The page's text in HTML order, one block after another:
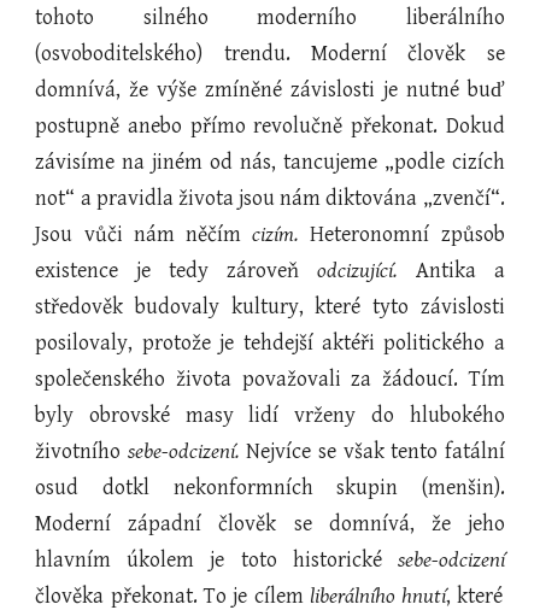
tohoto silného moderního liberálního
(osvoboditelského) trendu. Moderní člověk se
domnívá, že výše zmíněné závislosti je nutné buď
postupně anebo přímo revolučně překonat. Dokud
závisíme na jiném od nás, tancujeme „podle cizích
not“ a pravidla života jsou nám diktována „zvenčí“.
Jsou vůči nám něčímcizím. Heteronomní způsob
existence je tedy zároveň odcizující. Antika a
středověk budovaly kultury, které tyto závislosti
posilovaly, protože je tehdejší aktéři politického a
společenského života považovali za žádoucí. Tím
byly obrovské masy lidí vrženy do hlubokého
životního sebe-odcizení. Nejvíce se však tento fatální
osud dotkl nekonformních skupin (menšin).
Moderní západní člověk se domnívá, že jeho
hlavním úkolem je toto historické sebe-odcizení
člověka překonat. To je cílem liberálního hnutí, které